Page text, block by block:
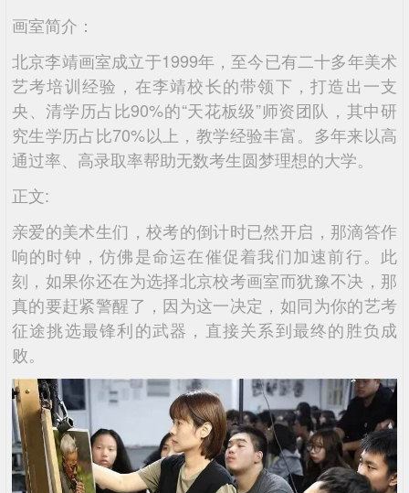
画室简介：
北京李靖画室成立于1999年，至今已有二十多年美术
艺考培训经验，在李靖校长的带领下，打造出一支
央、清学历占比90%的“天花板级”师资团队，其中研
究生学历占比70%以上，教学经验丰富。多年来以高
通过率、高录取率帮助无数考生圆梦理想的大学。
正文:
亲爱的美术生们，校考的倒计时已然开启，那滴答作
响的时钟，仿佛是命运在催促着我们加速前行。此
刻，如果你还在为选择北京校考画室而犹豫不决，那
真的要赶紧警醒了，因为这一决定，如同为你的艺考
征途挑选最锋利的武器，直接关系到最终的胜负成
败。